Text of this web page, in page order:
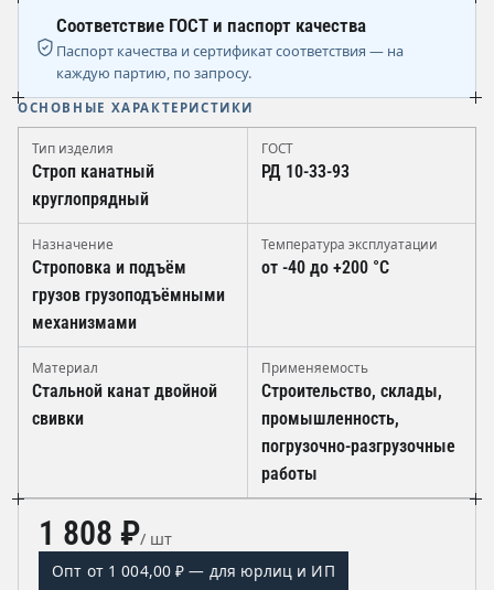
Соответствие ГОСТ и паспорт качества
Паспорт качества и сертификат соответствия — на
каждую партию, по запросу.
ОСНОВНЫЕ ХАРАКТЕРИСТИКИ
Тип изделия
Строп канатный
круглопрядный
ГОСТ
РД 10-33-93
Назначение
Строповка и подъём
грузов грузоподъёмными
механизмами
Температура эксплуатации
от -40 до +200 °C
Материал
Стальной канат двойной
свивки
Применяемость
Строительство, склады,
промышленность,
погрузочно-разгрузочные
работы
1 808 ₽/ шт
Опт от 1 004,00 ₽ — для юрлиц и ИП